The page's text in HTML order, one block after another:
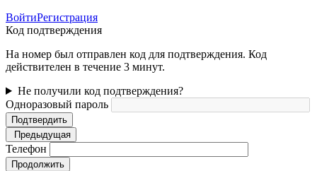
ВойтиРегистрация
Код подтверждения
На номер был отправлен код для подтверждения. Код
действителен в течение 3 минут.
Не получили код подтверждения?
Одноразовый пароль
Подтвердить
Предыдущая
Телефон
Продолжить